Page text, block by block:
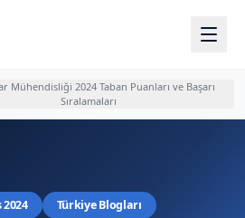
Mühendisliği 2024 Taban Puanları ve Başarı
Sıralamaları
Türkiye Blogları